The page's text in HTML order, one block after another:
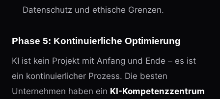
Datenschutz und ethische Grenzen.
Phase 5: Kontinuierliche Optimierung
KI ist kein Projekt mit Anfang und Ende – es ist
ein kontinuierlicher Prozess. Die besten
Unternehmen haben ein KI-Kompetenzzentrum